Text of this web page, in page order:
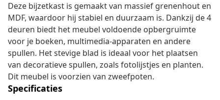
Deze bijzetkast is gemaakt van massief grenenhout en
MDF, waardoor hij stabiel en duurzaam is. Dankzij de 4
deuren biedt het meubel voldoende opbergruimte
voor je boeken, multimedia-apparaten en andere
spullen. Het stevige blad is ideaal voor het plaatsen
van decoratieve spullen, zoals fotolijstjes en planten.
Dit meubel is voorzien van zweefpoten.
Specificaties